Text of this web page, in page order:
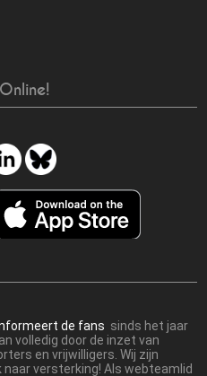
de fans sinds het jaar
volledig door de inzet van
en vrijwilligers. Wij zijn
versterking! Als webteamlid